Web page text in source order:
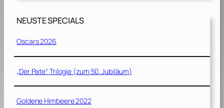
NEUSTE SPECIALS
Oscars 2026
„Der Pate“ Trilogie (zum 50. Jubiläum)
Goldene Himbeere 2022